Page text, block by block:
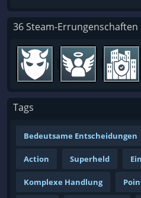
36 Steam-Errungenschaften
Tags
Bedeutsame Entscheidungen
Action Superheld
Komplexe Handlung